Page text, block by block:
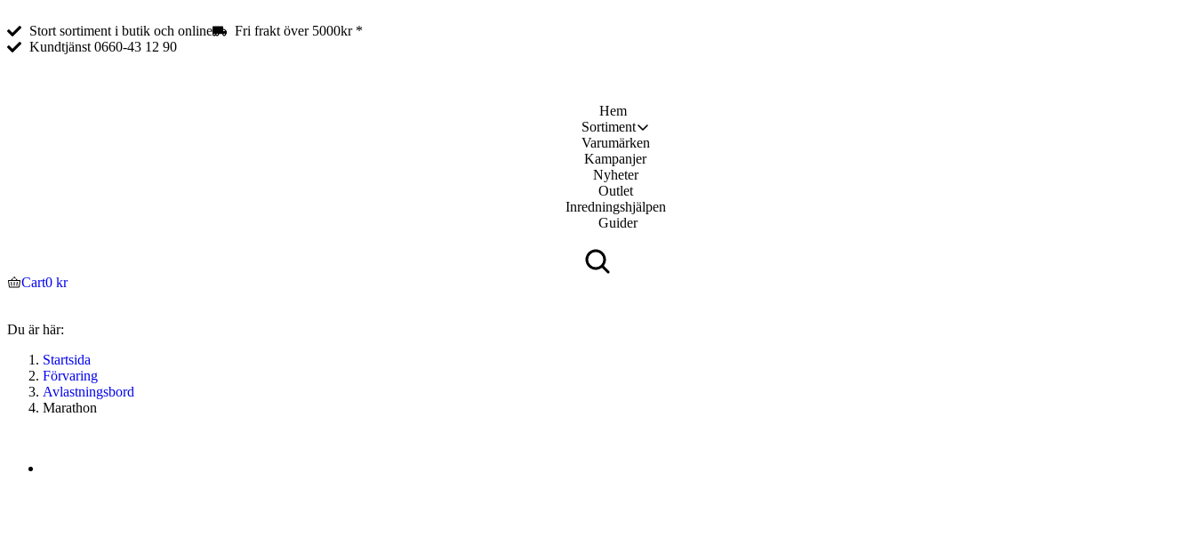
Stort sortiment i butik och online
Fri frakt över 5000kr *
Kundtjänst 0660-43 12 90
Hem
Sortiment
Varumärken
Kampanjer
Nyheter
Outlet
Inredningshjälpen
Guider
Cart0 kr
Du är här:
Startsida
Förvaring
Avlastningsbord
Marathon